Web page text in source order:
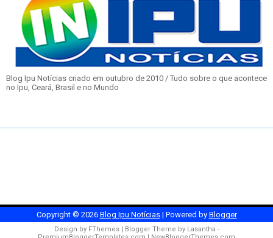
Blog Ipu Notícias criado em outubro de 2010 / Tudo sobre o que acontece
no Ipu, Ceará, Brasil e no Mundo
Copyright © 2026 Blog Ipu Notícias| Powered by Blogger
Design by FThemes| Blogger Theme by Lasantha -